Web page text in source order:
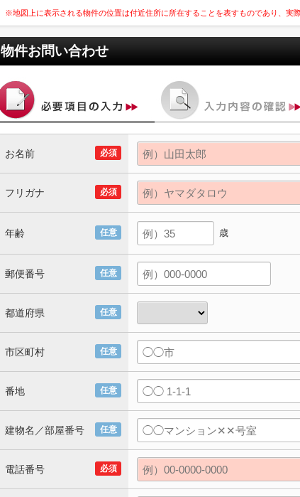
※地図上に表示される物件の位置は付近住所に所在することを表すものであり、実
物件お問い合わせ
必須
お名前
必須
フリガナ
任意
年齢 歳
任意
郵便番号
任意
都道府県
任意
市区町村
任意
番地
任意
建物名／部屋番号
必須
電話番号